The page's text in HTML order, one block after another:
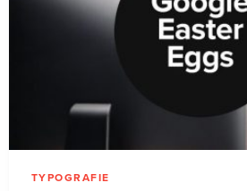
TYPOGRAFIE